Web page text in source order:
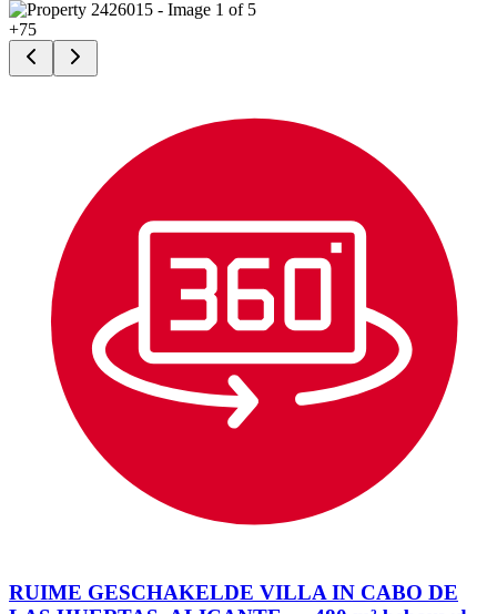
+75
RUIME GESCHAKELDE VILLA IN CABO DE